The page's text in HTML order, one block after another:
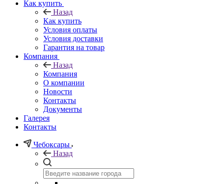
Как купить
Назад
Как купить
Условия оплаты
Условия доставки
Гарантия на товар
Компания
Назад
Компания
О компании
Новости
Контакты
Документы
Галерея
Контакты
Чебоксары
Назад